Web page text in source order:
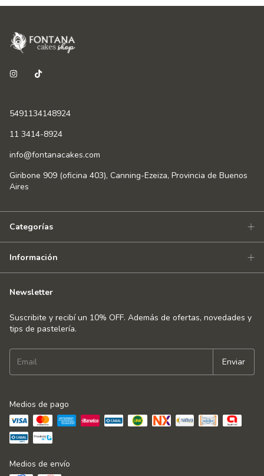
5491134148924
11 3414-8924
info@fontanacakes.com
Giribone 909 (oficina 403), Canning-Ezeiza, Provincia de Buenos
Aires
Categorías
Información
Newsletter
Suscribite y recibí un 10% OFF. Además de ofertas, novedades y
tips de pastelería.
Medios de pago
Medios de envío